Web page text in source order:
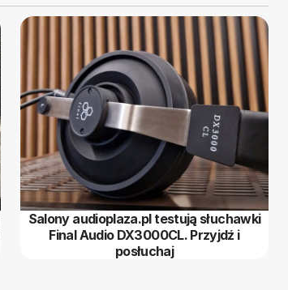
Salony audioplaza.pl testują słuchawki
Final Audio DX3000CL. Przyjdź i
posłuchaj